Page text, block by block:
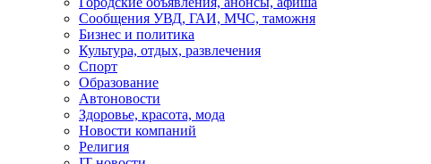
Сообщения УВД, ГАИ, МЧС, таможня
Бизнес и политика
Культура, отдых, развлечения
Спорт
Образование
Автоновости
Здоровье, красота, мода
Новости компаний
Религия